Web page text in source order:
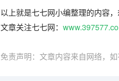
以上就是七七网小编整理的内容
文章关注七七网：
免责声明：文章内容来自网络，